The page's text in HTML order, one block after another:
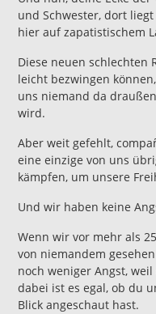
und Schwester, dort
hier auf zapatistischem
Diese neuen schlechten
leicht bezwingen
uns niemand da
wird.
Aber weit gefehlt,
eine einzige von uns
kämpfen, um unsere
Und wir haben keine
Wenn wir vor mehr als
von niemandem
noch weniger Angst,
dabei ist es egal, ob du
Blick angeschaut hast.